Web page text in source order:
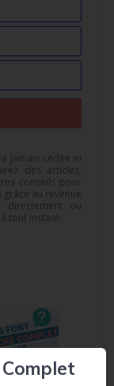
jamais cédée ni
des articles,
conseils pour
au revenue
ou
tout instant.